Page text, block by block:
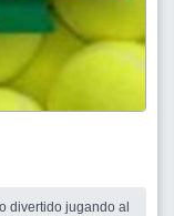
divertido jugando al